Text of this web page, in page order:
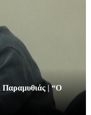
Παραμυθιάς | “Ο